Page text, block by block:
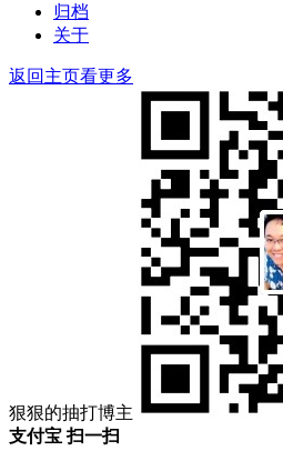
归档
关于
返回主页看更多
狠狠的抽打博主
支付宝 扫一扫